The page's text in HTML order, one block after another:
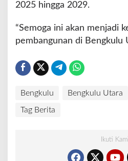
2025 hingga 2029.
“Semoga ini akan menjadi
pembangunan di Bengkulu
Bengkulu Bengkulu Utara
Tag Berita
Ikuti Kami